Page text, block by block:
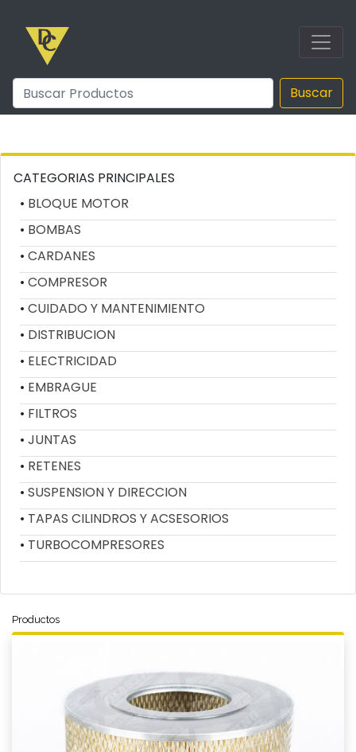
Buscar
CATEGORIAS PRINCIPALES
BLOQUE MOTOR
BOMBAS
CARDANES
COMPRESOR
CUIDADO Y MANTENIMIENTO
DISTRIBUCION
ELECTRICIDAD
EMBRAGUE
FILTROS
JUNTAS
RETENES
SUSPENSION Y DIRECCION
TAPAS CILINDROS Y ACSESORIOS
TURBOCOMPRESORES
Productos